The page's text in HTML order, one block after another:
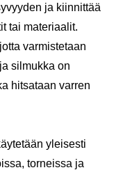
ja kiinnittää
tai materiaalit.
varmistetaan
silmukka on
hitsataan varren
yleisesti
torneissa ja